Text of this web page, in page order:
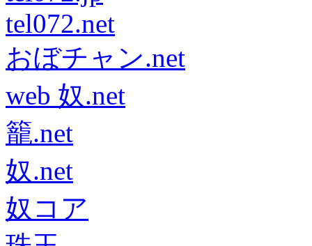
tel072.net
おぼチャン.net
web 奴.net
籠.net
奴.net
奴コア